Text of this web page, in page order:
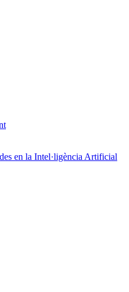
en la Intel·ligència Artificial